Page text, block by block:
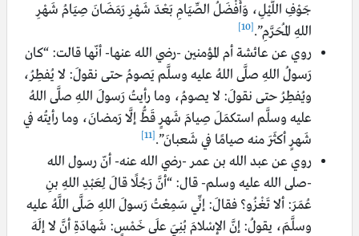
جَوْفِ اللَّيْلِ، وَأَفْضَلُ الصِّيَامِ بَعْدَ شَهْرِ رَمَضَانَ صِيَامُ شَهْرِ
اللهِ المُحَرَّمِ”.[10]
روي عن عائشة أم المؤمنين -رضي الله عنها- أنّها قالت: “كان
رَسولُ اللهِ صلَّى اللهُ عليه وسلَّم يَصومُ حتى نقولَ: لا يُفطِرُ،
ويُفطِرُ حتى نقولَ: لا يصومُ، وما رأيتُ رَسولَ اللهِ صلَّى اللهُ
عليه وسلَّم استكمَلَ صِيامَ شَهرٍ قَطُّ إلَّا رَمضانَ، وما رأيتُه في
شَهرٍ أكثَرَ منه صيامًا في شَعبانَ”.[11]
روي عن عبد الله بن عمر -رضي الله عنه- أنّ رسول الله
-صلى الله عليه وسلم- قال: “أنَّ رَجُلًا قالَ لِعَبْدِ اللهِ بنِ
عُمَرَ: ألا تَغْزُو؟ فقالَ: إنِّي سَمِعْتُ رَسولَ اللهِ صَلَّى اللَّهُ عليه
وسلَّمَ، يقولُ: إنَّ الإسْلامَ بُنِيَ علَى خَمْسٍ: شَهادَةِ أنَّ لا إلَهَ